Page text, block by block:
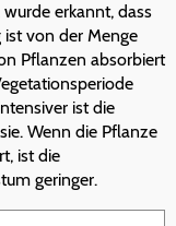
wurde erkannt, dass
von der Menge
Pflanzen absorbiert
ist die
Wenn die Pflanze
ist die
geringer.